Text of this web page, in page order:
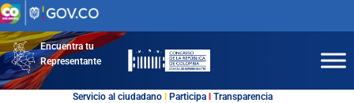
Ir
al
contenidoEncuentra tu
Representante
Servicio al ciudadano l Participal Transparencia